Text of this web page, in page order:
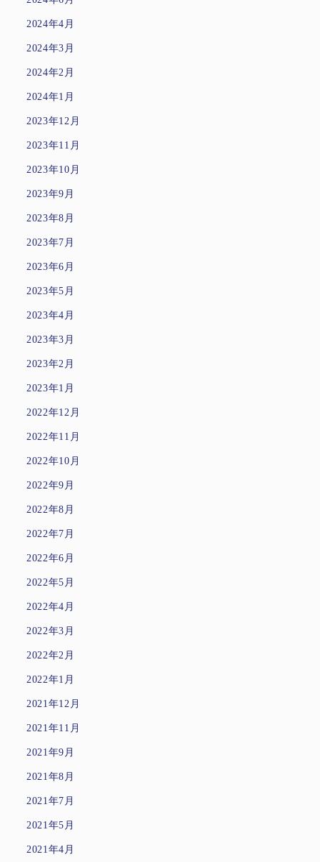
2024年4月
2024年3月
2024年2月
2024年1月
2023年12月
2023年11月
2023年10月
2023年9月
2023年8月
2023年7月
2023年6月
2023年5月
2023年4月
2023年3月
2023年2月
2023年1月
2022年12月
2022年11月
2022年10月
2022年9月
2022年8月
2022年7月
2022年6月
2022年5月
2022年4月
2022年3月
2022年2月
2022年1月
2021年12月
2021年11月
2021年9月
2021年8月
2021年7月
2021年5月
2021年4月